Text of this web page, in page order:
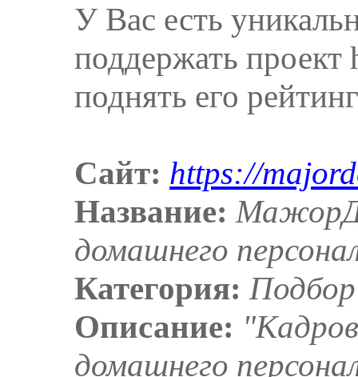
У Вас есть
поддержать
поднять его
Сайт: https://
Название:
домашнего
Категория:
Описание:
домашнего